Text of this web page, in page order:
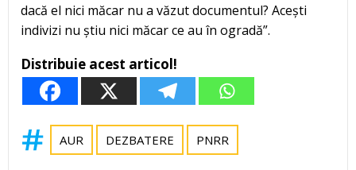
dacă el nici măcar nu a văzut documentul? Acești
indivizi nu știu nici măcar ce au în ogradă”.
Distribuie acest articol!
AUR DEZBATERE PNRR